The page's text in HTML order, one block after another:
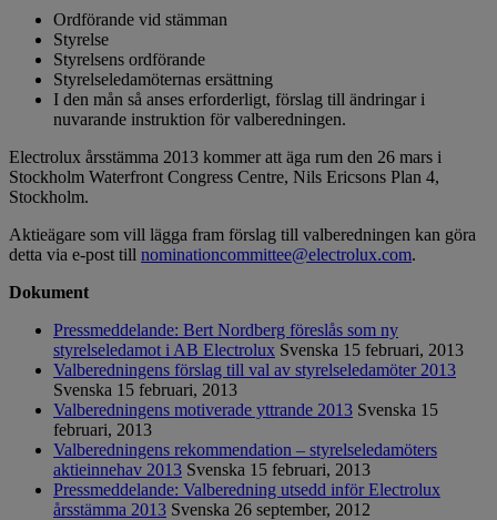
Ordförande vid stämman
Styrelse
Styrelsens ordförande
Styrelseledamöternas ersättning
I den mån så anses erforderligt, förslag till ändringar i
nuvarande instruktion för valberedningen.
Electrolux årsstämma 2013 kommer att äga rum den 26 mars i
Stockholm Waterfront Congress Centre, Nils Ericsons Plan 4,
Stockholm.
Aktieägare som vill lägga fram förslag till valberedningen kan göra
detta via e-post till nominationcommittee@electrolux.com.
Dokument
Pressmeddelande: Bert Nordberg föreslås som ny
styrelseledamot i AB Electrolux Svenska 15 februari, 2013
Valberedningens förslag till val av styrelseledamöter 2013
Svenska 15 februari, 2013
Valberedningens motiverade yttrande 2013 Svenska 15
februari, 2013
Valberedningens rekommendation – styrelseledamöters
aktieinnehav 2013 Svenska 15 februari, 2013
Pressmeddelande: Valberedning utsedd inför Electrolux
årsstämma 2013 Svenska 26 september, 2012